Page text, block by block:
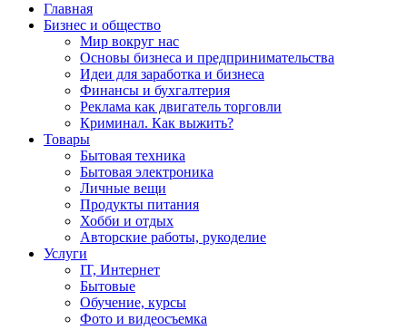
Главная
Бизнес и общество
Мир вокруг нас
Основы бизнеса и предпринимательства
Идеи для заработка и бизнеса
Финансы и бухгалтерия
Реклама как двигатель торговли
Криминал. Как выжить?
Товары
Бытовая техника
Бытовая электроника
Личные вещи
Продукты питания
Хобби и отдых
Авторские работы, рукоделие
Услуги
IT, Интернет
Бытовые
Обучение, курсы
Фото и видеосъемка